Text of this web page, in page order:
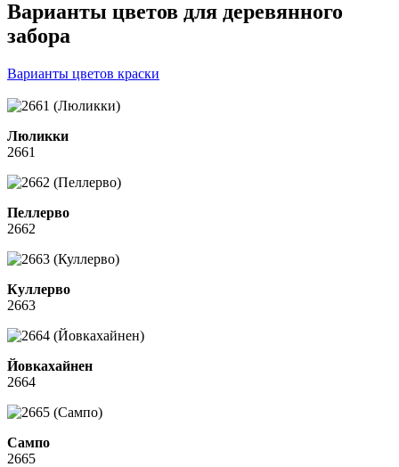
Варианты цветов для деревянного
забора
Варианты цветов краски
Люликки
2661
Пеллерво
2662
Куллерво
2663
Йовкахайнен
2664
Сампо
2665